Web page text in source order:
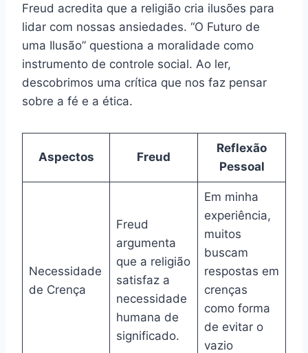
Freud acredita que a religião cria ilusões para
lidar com nossas ansiedades. “O Futuro de
uma Ilusão” questiona a moralidade como
instrumento de controle social. Ao ler,
descobrimos uma crítica que nos faz pensar
sobre a fé e a ética.
Aspectos Freud
Reflexão
Pessoal
Necessidade
de Crença
Freud
argumenta
que a religião
satisfaz a
necessidade
humana de
significado.
Em minha
experiência,
muitos
buscam
respostas em
crenças
como forma
de evitar o
vazio